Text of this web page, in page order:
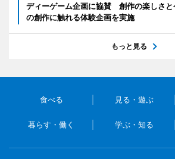
ディーゲーム企画に協賛 創作の楽しさと
の創作に触れる体験企画を実施
もっと見る
食べる 見る・遊ぶ
暮らす・働く 学ぶ・知る